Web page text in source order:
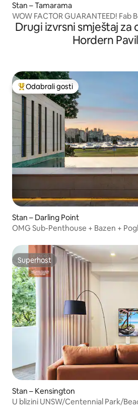
Stan – Tamarama
WOW
Drugi izvrsni smještaj za
Hordern
Među najviše rangiranima s
Odabrali gosti
Stan – Darling Point
OMG Sub-Penthouse + Bazen +
Superhost
Superhost
Stan – Kensington
U blizini UNSW/Centennial Park/